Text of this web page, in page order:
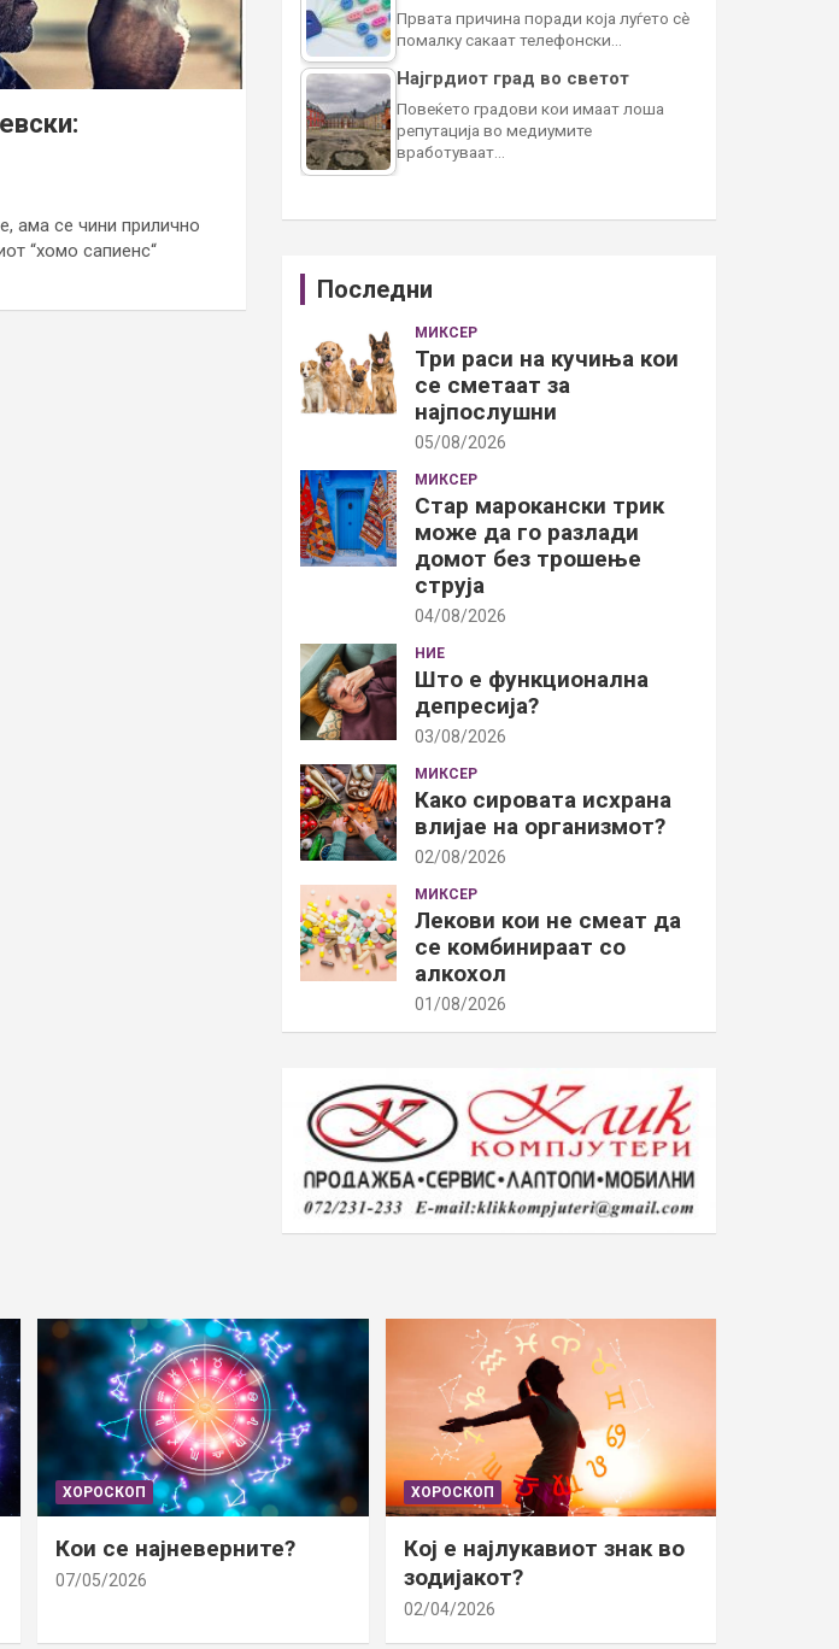
ама се чини прилично
“хомо сапиенс“
Првата причина поради која луѓето сè
помалку сакаат телефонски…
Најгрдиот град во светот
Повеќето градови кои имаат лоша
репутација во медиумите
вработуваат…
Последни
МИКСЕР
Три раси на кучиња кои
се сметаат за
најпослушни
05/08/2026
МИКСЕР
Стар марокански трик
може да го разлади
домот без трошење
струја
04/08/2026
НИЕ
Што е функционална
депресија?
03/08/2026
МИКСЕР
Како сировата исхрана
влијае на организмот?
02/08/2026
МИКСЕР
Лекови кои не смеат да
се комбинираат со
алкохол
01/08/2026
ХОРОСКОП
Кои се најневерните?
07/05/2026
ХОРОСКОП
Кој е најлукавиот знак во
зодијакот?
02/04/2026